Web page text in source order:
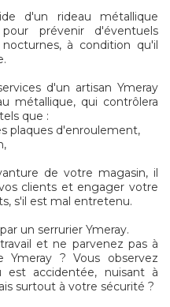
d'un rideau métallique
prévenir d'éventuels
à condition qu'il
d'un artisan Ymeray
métallique, qui contrôlera
que :
plaques d'enroulement,
de votre magasin, il
clients et engager votre
s'il est mal entretenu.
un serrurier Ymeray.
et ne parvenez pas à
Ymeray ? Vous observez
accidentée, nuisant à
surtout à votre sécurité ?